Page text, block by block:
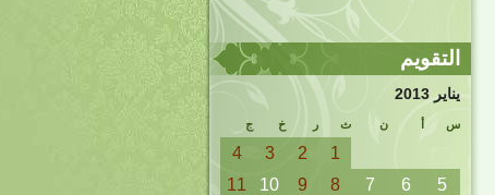
التقويم
يناير 2013
س أ ن ث ر خ ج
1
2
3
4
5
6
7
8
9
10
11